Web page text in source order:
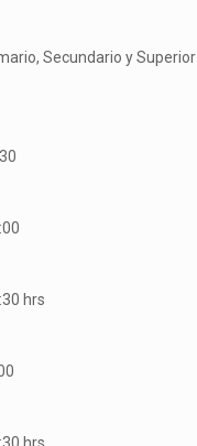
Secundario y Superior
hrs
hrs